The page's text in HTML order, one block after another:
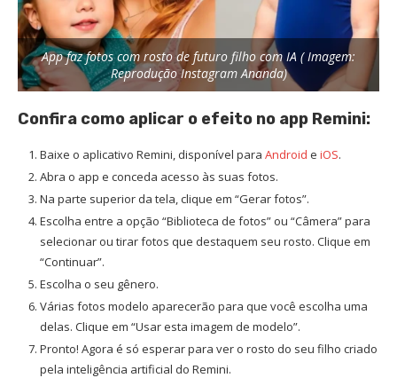
App faz fotos com rosto de futuro filho com IA ( Imagem:
Reprodução Instagram Ananda)
Confira como aplicar o efeito no app Remini:
Baixe o aplicativo Remini, disponível para Android e iOS.
Abra o app e conceda acesso às suas fotos.
Na parte superior da tela, clique em “Gerar fotos”.
Escolha entre a opção “Biblioteca de fotos” ou “Câmera” para
selecionar ou tirar fotos que destaquem seu rosto. Clique em
“Continuar”.
Escolha o seu gênero.
Várias fotos modelo aparecerão para que você escolha uma
delas. Clique em “Usar esta imagem de modelo”.
Pronto! Agora é só esperar para ver o rosto do seu filho criado
pela inteligência artificial do Remini.